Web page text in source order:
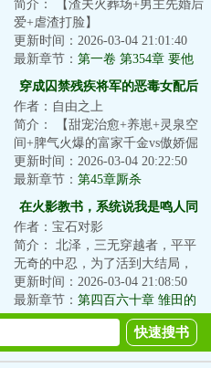
简介： 【渣夫火葬场+男主先婚后
爱+虐渣打脸】
结婚两年，江染补办...
更新时间：2026-03-04 21:01:40
最新章节： 第一卷 第354章 要他
们千百倍的还回来
穿成囚禁残疾将军的恶毒女配后
作者：自由之上
简介： 【甜宠治愈+养崽+灵泉空
间+脾气火爆的富家千金vs傲娇倔
强的少年将军】
更新时间：2026-03-04 20:22:50
最新章节： 第45章厮杀
在火影教书，系统说我是鸣人同
学
作者：宝石对影
简介： 北泽，三无穿越者，平平
无奇的中忍，为了活到大结局，
苟在木叶忍者学校教书。
<...
更新时间：2026-03-04 21:08:50
最新章节： 第四百六十章 雏田的
踩背，井野的吻（二合一更）